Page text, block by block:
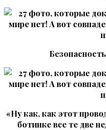
«Ну как, как этот
ботинке все те две